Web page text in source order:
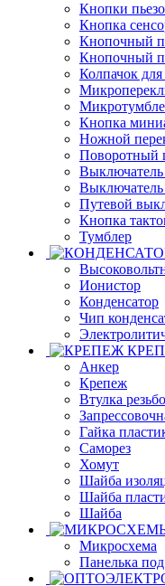
Кнопки пьезо
Кнопка
Кнопочный
Кнопочный
Колпачок
Кнопка
Ножной
Поворотный
Выключатель
Путевой
Кнопка
Тумблер
Ионистор
Конденсатор
Чип
Анкер
Крепеж
Втулка
Гайка
Саморез
Хомут
Шайба
Шайба
Шайба
Микросхема
Панелька